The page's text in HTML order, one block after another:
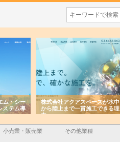
ム・シー
ステム導
株式会社アクアスペースが水中
から陸上まで一貫施工できる理
由
小売業・販売業 その他業種